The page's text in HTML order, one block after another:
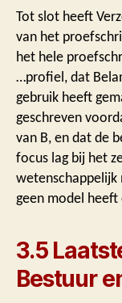
Tot slot heeft
van het
het hele
…profiel, dat
gebruik heeft
geschreven
van B, en dat de
focus lag bij het
geen model
3.5
Bestuur